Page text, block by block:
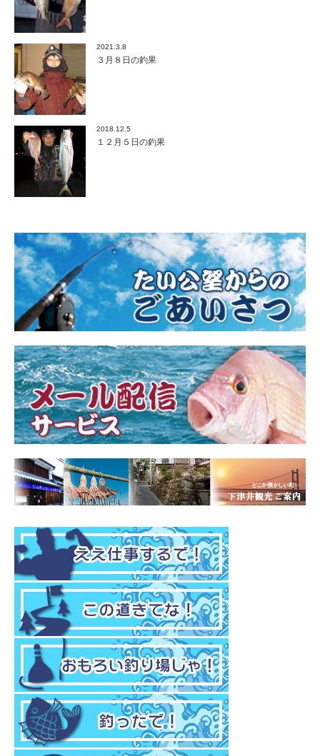
2021.3.8
３月８日の釣果
2018.12.5
１２月５日の釣果